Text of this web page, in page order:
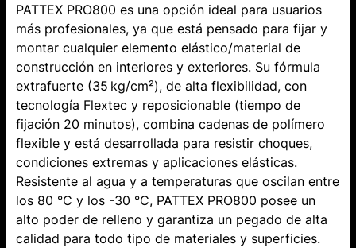
PATTEX PRO800 es una opción ideal para usuarios
más profesionales, ya que está pensado para fijar y
montar cualquier elemento elástico/material de
construcción en interiores y exteriores. Su fórmula
extrafuerte (35 kg/cm²), de alta flexibilidad, con
tecnología Flextec y reposicionable (tiempo de
fijación 20 minutos), combina cadenas de polímero
flexible y está desarrollada para resistir choques,
condiciones extremas y aplicaciones elásticas.
Resistente al agua y a temperaturas que oscilan entre
los 80 °C y los -30 °C, PATTEX PRO800 posee un
alto poder de relleno y garantiza un pegado de alta
calidad para todo tipo de materiales y superficies.